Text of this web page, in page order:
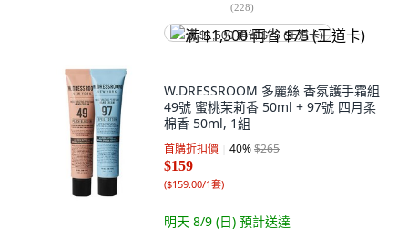
(228)
满 $1,500 再省 $75 (王道卡)
W.DRESSROOM 多麗絲 香氛護手霜組
49號 蜜桃茉莉香 50ml + 97號 四月柔
棉香 50ml, 1組
首購折扣價 40%$265
$159
($159.00/1套)
明天 8/9 (日) 預計送達